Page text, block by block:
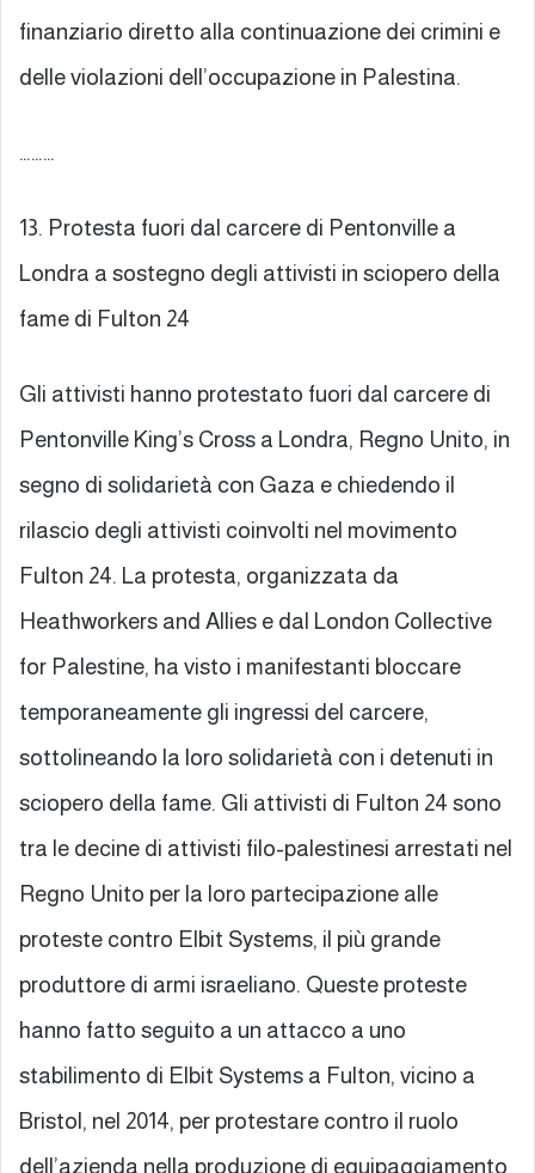
finanziario diretto alla continuazione dei crimini e
delle violazioni dell’occupazione in Palestina.
………
13. Protesta fuori dal carcere di Pentonville a
Londra a sostegno degli attivisti in sciopero della
fame di Fulton 24
Gli attivisti hanno protestato fuori dal carcere di
Pentonville King’s Cross a Londra, Regno Unito, in
segno di solidarietà con Gaza e chiedendo il
rilascio degli attivisti coinvolti nel movimento
Fulton 24. La protesta, organizzata da
Heathworkers and Allies e dal London Collective
for Palestine, ha visto i manifestanti bloccare
temporaneamente gli ingressi del carcere,
sottolineando la loro solidarietà con i detenuti in
sciopero della fame. Gli attivisti di Fulton 24 sono
tra le decine di attivisti filo-palestinesi arrestati nel
Regno Unito per la loro partecipazione alle
proteste contro Elbit Systems, il più grande
produttore di armi israeliano. Queste proteste
hanno fatto seguito a un attacco a uno
stabilimento di Elbit Systems a Fulton, vicino a
Bristol, nel 2014, per protestare contro il ruolo
dell’azienda nella produzione di equipaggiamento